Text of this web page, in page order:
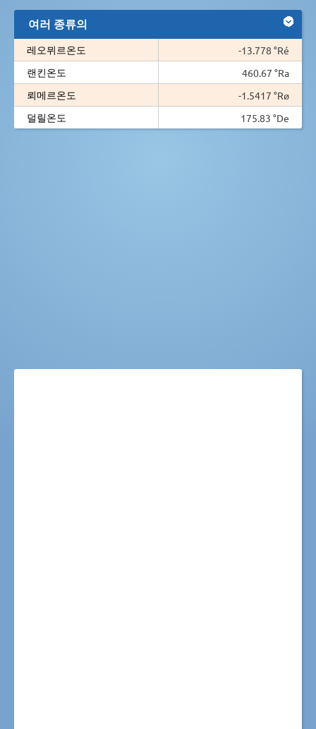
여러 종류의
레오뮈르온도
-13.778 °Ré
랜킨온도
460.67 °Ra
뢰메르온도
-1.5417 °Rø
덜릴온도
175.83 °De